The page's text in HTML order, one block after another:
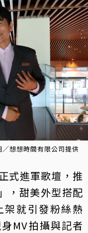
想想時間有限公司提供
式進軍歌壇，推
，甜美外型搭配
就引發粉絲熱
MV拍攝與記者